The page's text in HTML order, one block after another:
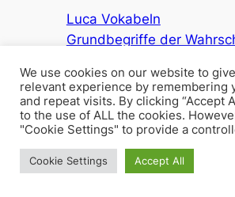
Luca Vokabeln
Grundbegriffe der
Sommerferien Nachhilfe
Einschulung leicht
10 Tipps zur Vorbereitung
Einschulung
Kunst im
We use cookies on our website to
relevant experience by remembering
and repeat visits. By clicking “Accept
to the use of ALL the cookies.
"Cookie Settings" to provide a
Cookie Settings Accept All